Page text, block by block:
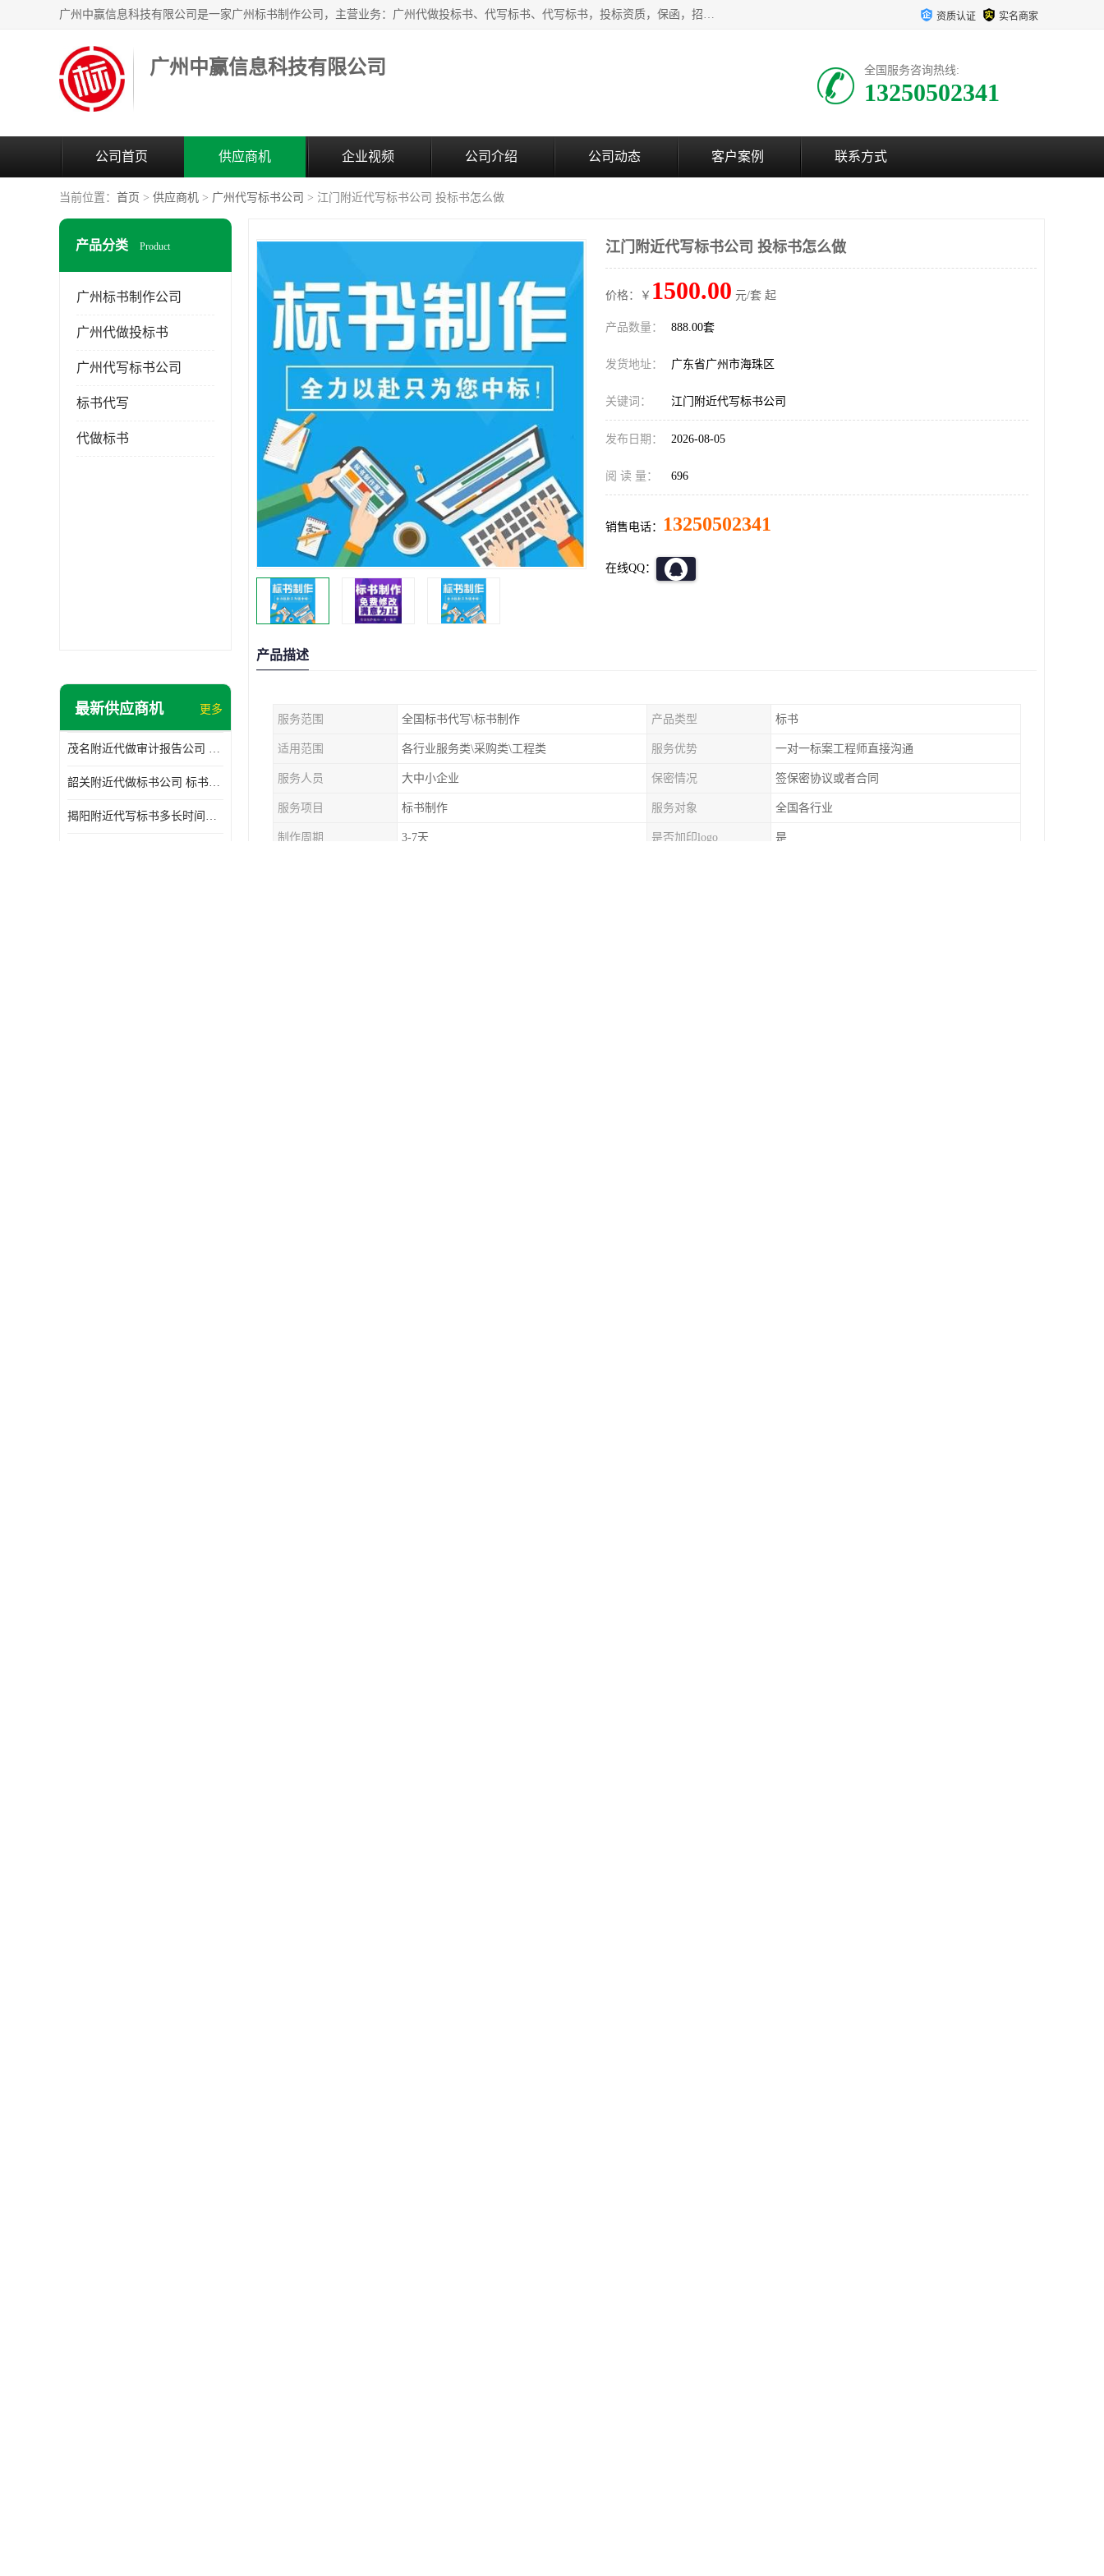
广州中赢信息科技有限公司是一家广州标书制作公司，主营业务：广州代做投标书、代写标书、代写标书，投标资质，保函，招投标培训等等，只要是投标中有需要的，我们这里都可以帮您解决。代写标书的中标案例也有很多。欢迎来电合作。 资质认证 实名商家
广州中赢信息科技有限公司 全国服务咨询热线:
13250502341
公司首页 供应商机 企业视频 公司介绍 公司动态 客户案例 联系方式
当前位置： 首页 > 供应商机 > 广州代写标书公司 > 江门附近代写标书公司 投标书怎么做
产品分类 Product
广州标书制作公司
广州代做投标书
广州代写标书公司
标书代写
代做标书
最新供应商机 更多
茂名附近代做审计报告公司 投标书怎么做
韶关附近代做标书公司 标书制作周期快
揭阳附近代写标书多长时间做好 投标书怎么做
江门附近代写标书公司 投标书怎么做
价格：￥ 1500.00 元/套 起
产品数量： 888.00套
发货地址： 广东省广州市海珠区
关键词： 江门附近代写标书公司
发布日期： 2026-08-05
阅 读 量： 696
销售电话： 13250502341
在线QQ：
产品描述
服务范围 全国标书代写\标书制作 产品类型 标书
适用范围 各行业服务类\采购类\工程类 服务优势 一对一标案工程师直接沟通
服务人员 大中小企业 保密情况 签保密协议或者合同
服务项目 标书制作 服务对象 全国各行业
制作周期 3-7天 是否加印logo 是